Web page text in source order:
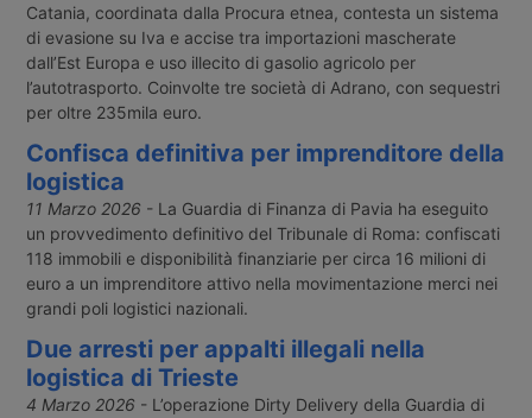
Catania, coordinata dalla Procura etnea, contesta un sistema
di evasione su Iva e accise tra importazioni mascherate
dall’Est Europa e uso illecito di gasolio agricolo per
l’autotrasporto. Coinvolte tre società di Adrano, con sequestri
per oltre 235mila euro.
Confisca definitiva per imprenditore della
logistica
11 Marzo 2026 - La Guardia di Finanza di Pavia ha eseguito
un provvedimento definitivo del Tribunale di Roma: confiscati
118 immobili e disponibilità finanziarie per circa 16 milioni di
euro a un imprenditore attivo nella movimentazione merci nei
grandi poli logistici nazionali.
Due arresti per appalti illegali nella
logistica di Trieste
4 Marzo 2026 - L’operazione Dirty Delivery della Guardia di